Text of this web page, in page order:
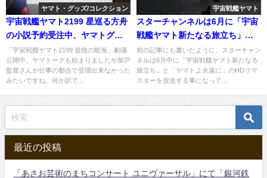
ヤマト・グッズ/コレクション
宇宙戦艦ヤマト2199 星巡る方舟
の小説予約受注中、ヤマトグッ
ズもアップ。
「宇宙戦艦ヤマト2199 追憶の航海」劇場
公開中。ヤマトークも始まりましたが加戸
監督さんが仕事の都合で登壇出来なかった
みたいですね。何か訳で...
宇宙戦艦ヤマト
スターチャンネルは6月に「宇宙
戦艦ヤマト新たなる旅立ち」と
「ヤマトよ永遠に」を、7月には
完結編と復活篇を、8月には2と
Ⅲの総集編を放送
前の記事にも書いたように、スターチャン
ネルは6月中に「宇宙戦艦ヤマト新たなる
旅立ち」と「ヤマトよ永遠に」のHDリマ
スターを放送する事になって...
最近の投稿
「あさお芸術のまちコンサート ユニヴァーサル」にて「銀河鉄